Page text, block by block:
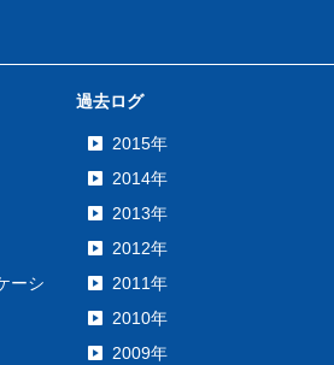
ーシ
過去ログ
2015年
2014年
2013年
2012年
2011年
2010年
2009年